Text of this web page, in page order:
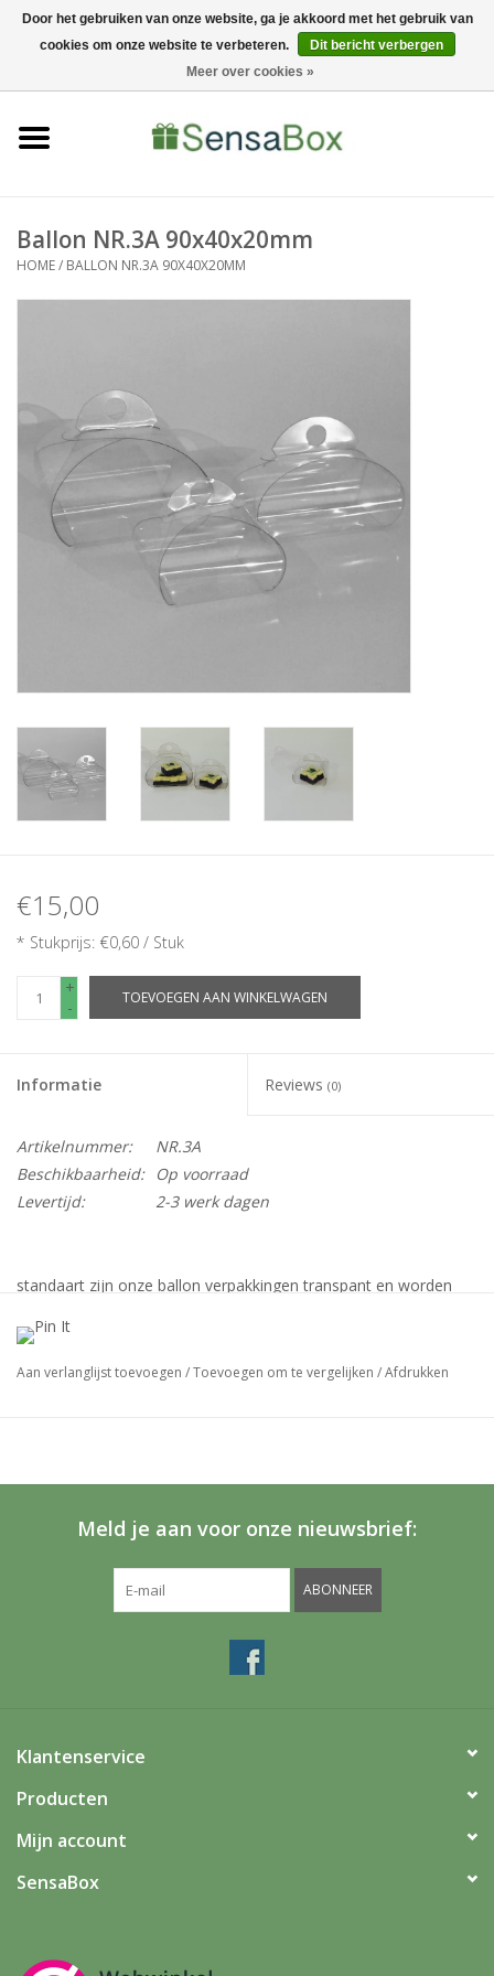
06-22022900 0 Artikelen - €0,00
Bewerkingen
Ballon NR.3A 90x40x20mm
HOME/ BALLON NR.3A 90X40X20MM
€15,00
* Stukprijs: €0,60 / Stuk
+
-
TOEVOEGEN AAN WINKELWAGEN
Informatie Reviews (0)
Artikelnummer:
NR.3A
Beschikbaarheid:
Op voorraad
Levertijd:
2-3 werk dagen
standaart zijn onze ballon verpakkingen transpant en worden
verpakt per: 25stuks
Aan verlanglijst toevoegen /Toevoegen om te vergelijken /Afdrukken
Meld je aan voor onze nieuwsbrief:
ABONNEER
Klantenservice
Producten
Mijn account
SensaBox
Door het gebruiken van onze website, ga je akkoord met het gebruik van
cookies om onze website te verbeteren.
Dit bericht verbergen
Meer over cookies »